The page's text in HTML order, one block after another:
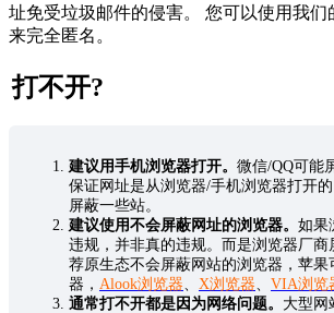
址免受垃圾邮件的侵害。 您可以使用我们
来完全匿名。
打不开?
建议用手机浏览器打开。 微信/QQ可能
保证网址是从浏览器/手机浏览器打开
屏蔽一些站。
建议使用不会屏蔽网址的浏览器。 如果
违规，并非真的违规。而是浏览器厂商
荐原生态不会屏蔽网站的浏览器，苹果
器， Alook浏览器、 X浏览器、 VIA浏览
通常打不开都是因为网络问题。 大型网